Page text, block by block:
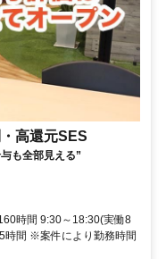
高還元SES
も全部見える”
時間 9:30～18:30(実働8
時間 ※案件により勤務時間